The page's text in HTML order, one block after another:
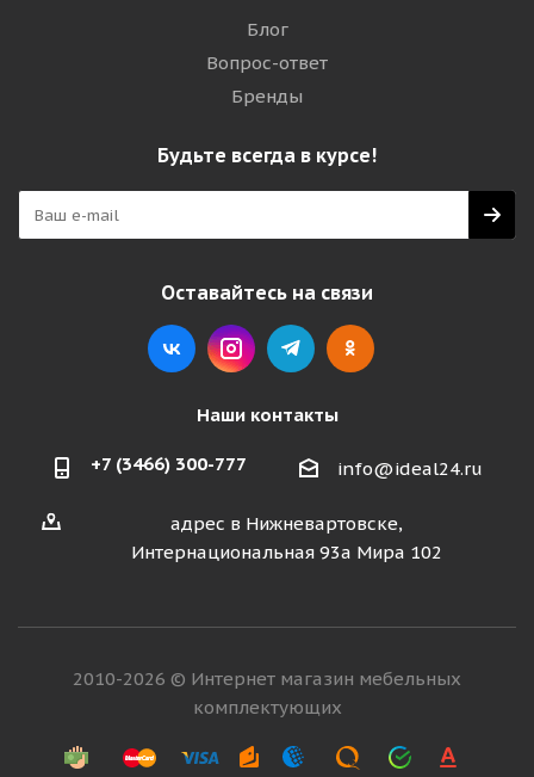
Блог
Вопрос-ответ
Бренды
Будьте всегда в курсе!
Оставайтесь на связи
Наши контакты
+7 (3466) 300-777 info@ideal24.ru
адрес в Нижневартовске,
Интернациональная 93а Мира 102
2010-2026 © Интернет магазин мебельных
комплектующих